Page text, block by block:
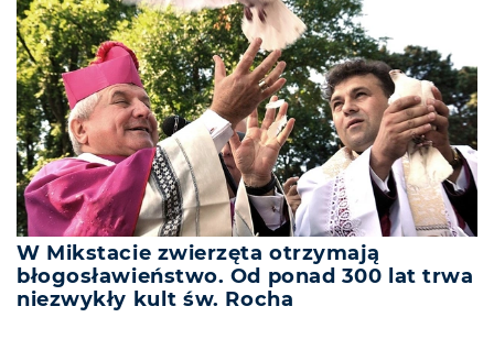
W Mikstacie zwierzęta otrzymają
błogosławieństwo. Od ponad 300 lat trwa
niezwykły kult św. Rocha